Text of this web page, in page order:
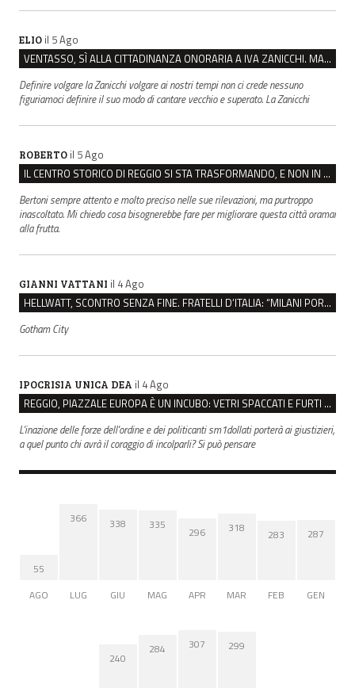
ELIO il 5 Ago
VENTASSO, SÌ ALLA CITTADINANZA ONORARIA A IVA ZANICCHI. MA BARGIACCHI: “È DI PESSIMO GUSTO”
Definire volgare la Zanicchi volgare ai nostri tempi non ci crede nessuno
figuriamoci definire il suo modo di cantare vecchio e superato. La Zanicchi
ROBERTO il 5 Ago
IL CENTRO STORICO DI REGGIO SI STA TRASFORMANDO, E NON IN MEGLIO
Bertoni sempre attento e molto preciso nelle sue rilevazioni, ma purtroppo
inascoltato. Mi chiedo cosa bisognerebbe fare per migliorare questa città oramai
alla frutta.
GIANNI VATTANI il 4 Ago
HELLWATT, SCONTRO SENZA FINE. FRATELLI D’ITALIA: “MILANI PORTA DOCUMENTI, DE FRANCO INSULTI”
Gotham City
IPOCRISIA UNICA DEA il 4 Ago
REGGIO, PIAZZALE EUROPA È UN INCUBO: VETRI SPACCATI E FURTI SULLE AUTO IN SOSTA
L'inazione delle forze dell'ordine e dei politicanti sm1dollati porterà ai giustizieri,
a quel punto chi avrà il coraggio di incolparli? Si può pensare
55
AGO
366
LUG
338
GIU
335
MAG
296
APR
318
MAR
283
FEB
287
GEN
240
284 307 299